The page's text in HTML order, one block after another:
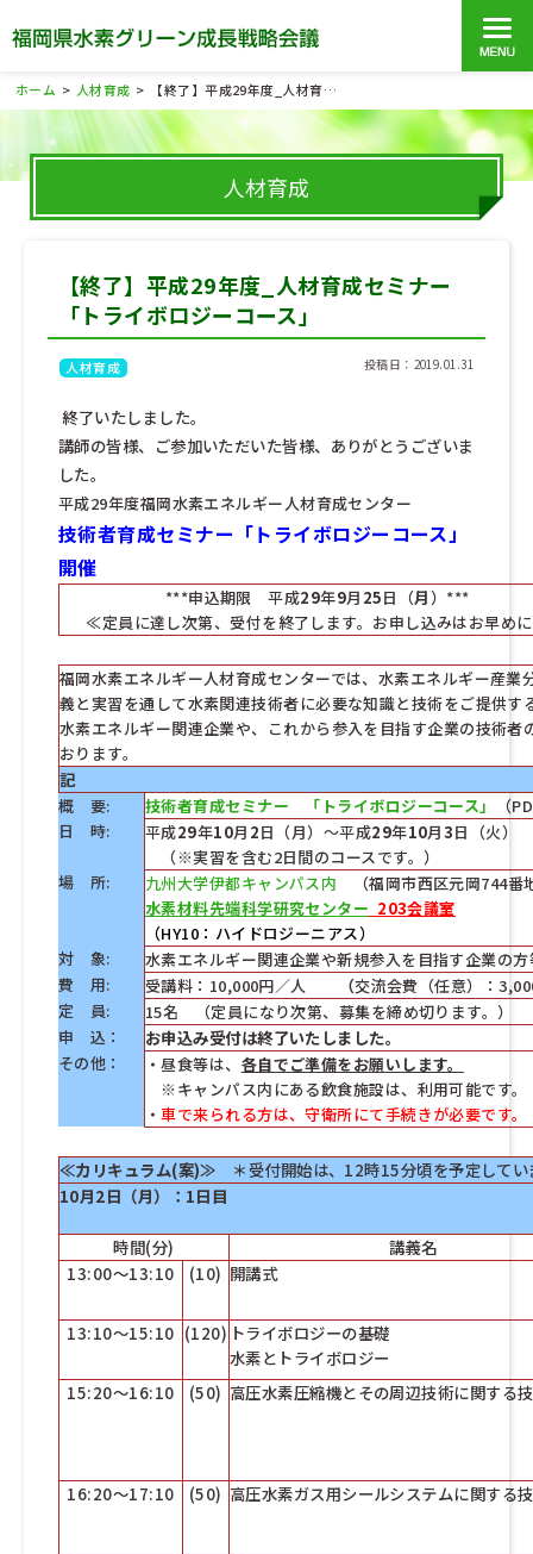
ホーム > 人材育成 > 【終了】平成29年度_人材育成セミナー「トライボロジーコース」
人材育成
【終了】平成29年度_人材育成セミナー
「トライボロジーコース」
人材育成 投稿日：2019.01.31
終了いたしました。
講師の皆様、ご参加いただいた皆様、ありがとうございま
した。
平成29年度福岡水素エネルギー人材育成センター
技術者育成セミナー「トライボロジーコース」
開催
***申込期限 平成29年9月 25日（月）***
≪定員に達し次第、受付を終了します。お申し込みはお早め
福岡水素エネルギー人材育成センターでは、水素エネルギー産
義と実習を通して水素関連技術者に必要な知識と技術をご提供
水素エネルギー関連企業や、これから参入を目指す企業の技術
おります。
記
概 要:
技術者育成セミナー 「トライボロジーコース」
（
日 時:
平成29年10月 2日（月）～平成29年10月3日（火）
（※実習を含む2日間のコースです。）
場 所:
九州大学伊都キャンパス内 （福岡市西区元岡744番
水素材料先端科学研究センター 203会議室
（HY10：ハイドロジーニアス）
対 象:
水素エネルギー関連企業や新規参入を目指す企業の方
費 用:
受講料：10,000円／人 （交流会費（任意）：
定 員:
15名 （定員になり次第、募集を締め切ります。）
申 込：
お申込み受付は終了いたしました。
その他： ・昼食等は、 各自でご準備をお願いします。
※キャンパス内にある飲食施設は、利用可能です。
・車で来られる方は、守衛所にて手続きが必要です。
≪カリキュラム(案)≫ ＊受付開始は、12時15分頃を予定して
10月2日（月）：1日目
時間(分)
講義名
13:00～13:10
(10) 開講式
13:10～15:10 (120) トライボロジーの基礎
水素とトライボロジー
15:20～16:10
(50) 高圧水素圧縮機とその周辺技術に関する
16:20～17:10 (50) 高圧水素ガス用シールシステムに関する